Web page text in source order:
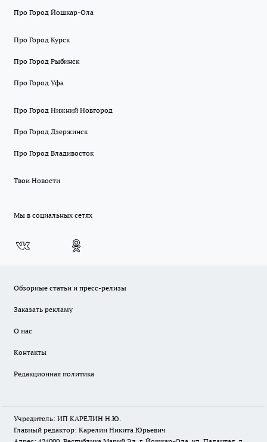
Про Город Йошкар-Ола
Про Город Курск
Про Город Рыбинск
Про Город Уфа
Про Город Нижний Новгород
Про Город Дзержинск
Про Город Владивосток
Твои Новости
Мы в социальных сетях
Обзорные статьи и пресс-релизы
Заказать рекламу
О нас
Контакты
Редакционная политика
Учредитель: ИП КАРЕЛИН Н.Ю.
Главный редактор: Карелин Никита Юрьевич